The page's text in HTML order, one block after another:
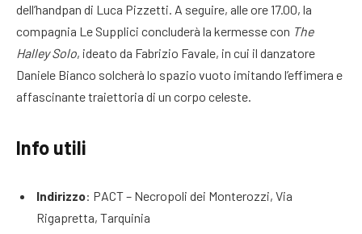
dell’handpan di Luca Pizzetti . A seguire, alle ore 17.00, la
compagnia Le Supplici concluderà la kermesse con The
Halley Solo, ideato da Fabrizio Favale, in cui il danzatore
Daniele Bianco solcherà lo spazio vuoto imitando l’effimera e
affascinante traiettoria di un corpo celeste
Info utili
Indirizzo: PACT – Necropoli dei Monterozzi, Via
Rigapretta, Tarquinia